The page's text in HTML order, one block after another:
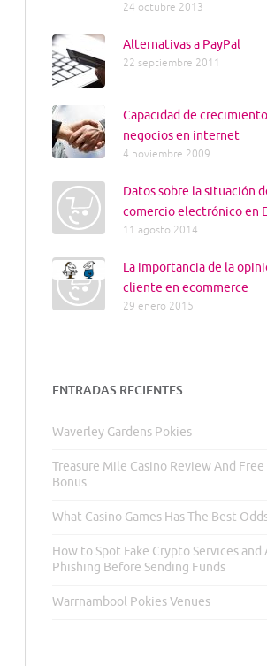
24 octubre 2013
Alternativas a PayPal
22 septiembre 2011
Capacidad de
negocios en internet
4 noviembre 2009
Datos sobre la situación
comercio electrónico en
11 agosto 2014
La importancia de la
cliente en ecommerce
29 enero 2015
ENTRADAS RECIENTES
Waverley Gardens Pokies
Treasure Mile Casino Review And Free
Bonus
What Casino Games Has The Best
How to Spot Fake Crypto Services and
Phishing Before Sending Funds
Warrnambool Pokies Venues